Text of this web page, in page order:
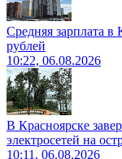
Средняя зарплата в
рублей
10:22, 06.08.2026
В Красноярске
электросетей на
10:11, 06.08.2026